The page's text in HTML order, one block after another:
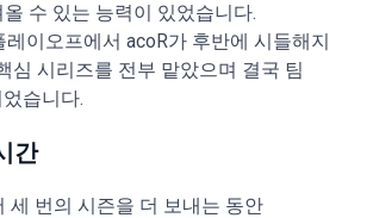
수 있는 능력이 있었습니다.
레이오프에서 acoR가 후반에 시들해지
심 시리즈를 전부 맡았으며 결국 팀
습니다.
간
세 번의 시즌을 더 보내는 동안